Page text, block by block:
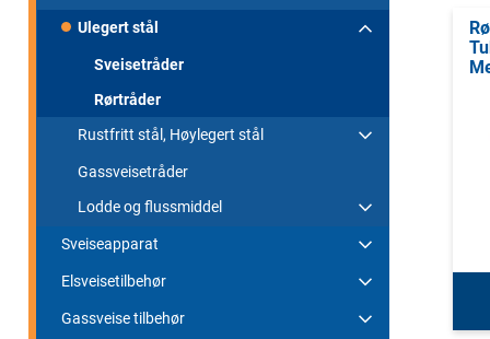
Ulegert stål
Sveisetråder
Rørtråder
Rustfritt stål, Høylegert stål
Gassveisetråder
Lodde og flussmiddel
Sveiseapparat
Elsveisetilbehør
Gassveise tilbehør